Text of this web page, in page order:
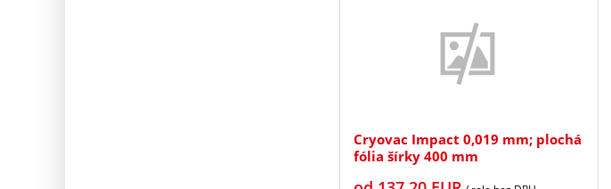
Cryovac Impact 0,019 mm; plochá
fólia šírky 400 mm